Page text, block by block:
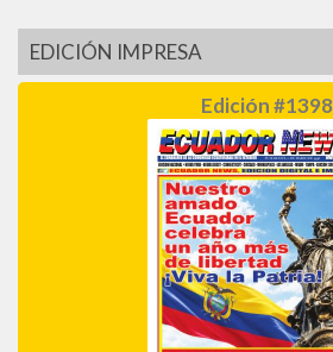
EDICIÓN IMPRESA
Edición #1398